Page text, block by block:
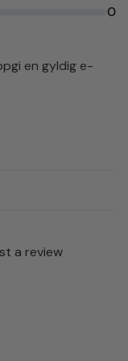
0
en gyldig e-
a review